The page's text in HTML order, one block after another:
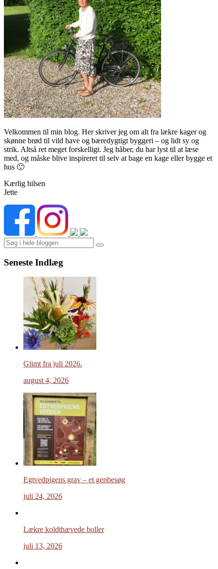
Velkommen til min blog. Her skriver jeg om alt fra lækre kager og
skønne brød til vild have og bæredygtigt byggeri – og lidt sy og
strik. Altså ret meget forskelligt. Jeg håber, du har lyst til at læse
med, og måske blive inspireret til selv at bage en kage eller bygge et
hus 🙂
Kærlig hilsen
Jette
Search
Seneste Indlæg
Glimt fra juli 2026.
august 4, 2026
Egtvedpigens grav – et genbesøg
juli 24, 2026
Lækre koldthævede boller
juli 13, 2026